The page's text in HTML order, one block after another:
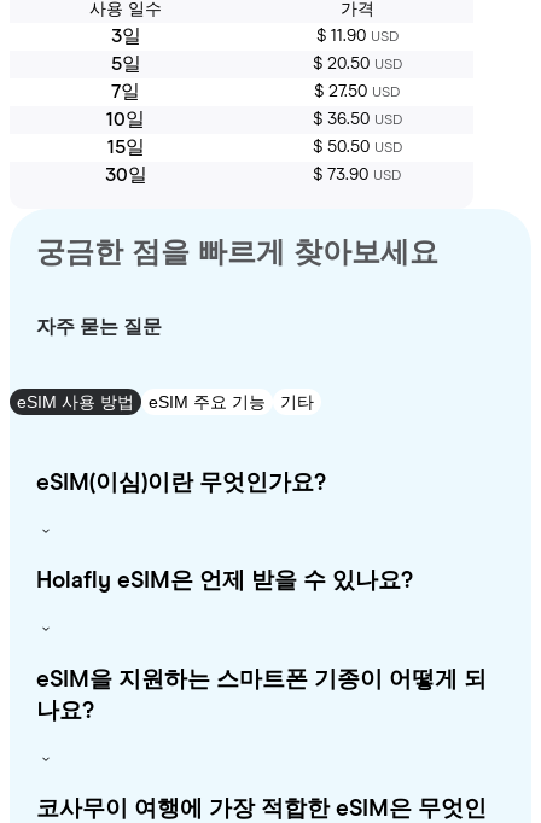
사용 일수 가격
3일 $ 11.90 USD
5일 $ 20.50 USD
7일 $ 27.50 USD
10일 $ 36.50 USD
15일 $ 50.50 USD
30일 $ 73.90 USD
궁금한 점을 빠르게 찾아보세요
자주 묻는 질문
eSIM 사용 방법 eSIM 주요 기능 기타
eSIM(이심)이란 무엇인가요?
Holafly eSIM은 언제 받을 수 있나요?
eSIM을 지원하는 스마트폰 기종이 어떻게 되
나요?
코사무이 여행에 가장 적합한 eSIM은 무엇인